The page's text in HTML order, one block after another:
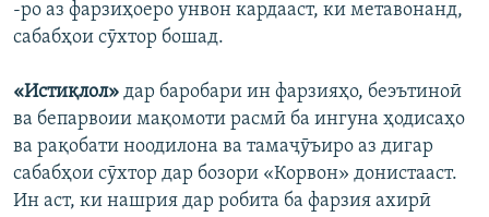
-ро аз фарзиҳоеро унвон кардааст, ки метавонанд,
сабабҳои сӯхтор бошад.
«Истиқлол» дар баробари ин фарзияҳо, беэътиноӣ
ва бепарвоии мақомоти расмӣ ба ингуна ҳодисаҳо
ва рақобати ноодилона ва тамаҷӯъиро аз дигар
сабабҳои сӯхтор дар бозори «Корвон» донистааст.
Ин аст, ки нашрия дар робита ба фарзия ахирӣ